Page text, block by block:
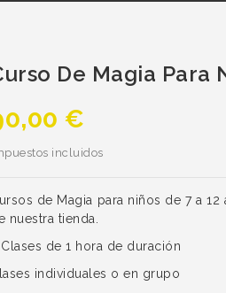
De Magia Para
€
incluidos
de Magia para niños de 7 a
nuestra tienda.
de 1 hora de duración
individuales o en grupo